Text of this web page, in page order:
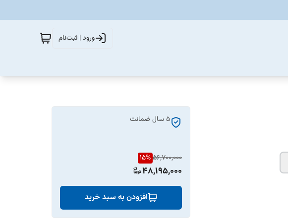
ورود | ثبت‌نام
5 سال ضمانت
56,700,000
15%
48,195,000
افزودن به سبد خرید